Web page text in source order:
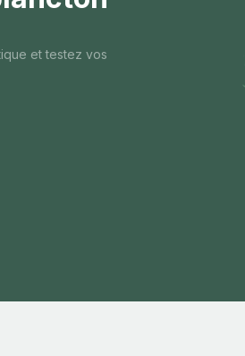
et testez vos